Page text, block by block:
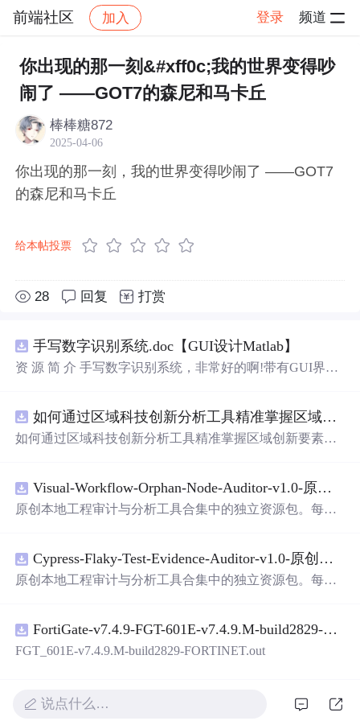
前端社区 加入 登录 频道
社区 前端社区 感慨 帖子详情
你出现的那一刻&#xff0c;我的世界变得吵
闹了 ——GOT7的森尼和马卡丘
棒棒糖872
2025-04-06
你出现的那一刻，我的世界变得吵闹了 ——GOT7
的森尼和马卡丘
给本帖投票
28 回复 打赏
手写数字识别系统.doc【GUI设计Matlab】
资 源 简 介 手写数字识别系统，非常好的啊!带有GUI界
带有直观的图形用户界面（GUI），非常容易使用。你只
需要将手写数字输入系统，它将立即给出准确的识别结
是一个非常方便和实用的工具，你一定会喜欢它的！
如何通过区域科技创新分析工具精准掌握区域创新要素分布与产业链融合现状？.docx
如何通过区域科技创新分析工具精准掌握区域创新要素分
Visual-Workflow-Orphan-Node-Auditor-v1.0-原创源码与文档.zip
原创本地工程审计与分析工具合集中的独立资源包。每个
README、运行说明、功能清单、MIT License及原创与授
权声明。解压后进入project目录，执行npm test验证算法，
目源码、Logo、官方截图、论文、生产日志或其他受限素
材。适合前端开发、AI应用工程、测试审计和课程实践。
Cypress-Flaky-Test-Evidence-Auditor-v1.0-原创源码与文档.zip
原创本地工程审计与分析工具合集中的独立资源包。每个
README、运行说明、功能清单、MIT License及原创与授
权声明。解压后进入project目录，执行npm test验证算法，
目源码、Logo、官方截图、论文、生产日志或其他受限素
材。适合前端开发、AI应用工程、测试审计和课程实践。
FortiGate-v7.4.9-FGT-601E-v7.4.9.M-build2829-FORTINET.out
FGT_601E-v7.4.9.M-build2829-FORTINET.out
说点什么…